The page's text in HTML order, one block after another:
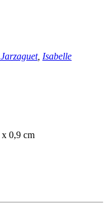
, Isabelle
0,9 cm